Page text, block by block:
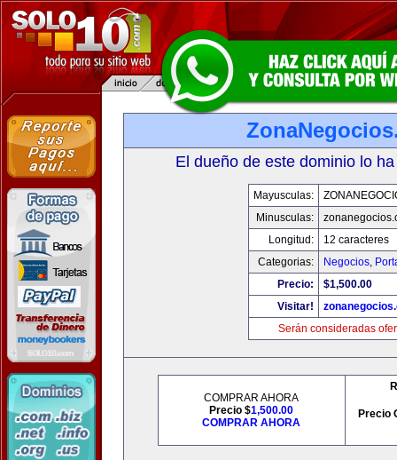
El dueño de este dominio lo
Mayusculas:
Minusculas:
Longitud:
12 caracteres
Categorias:
Negocios,
Precio:
$1,500.00
Visitar!
Serán consideradas
COMPRAR AHORA
Precio $1,500.00
COMPRAR AHORA
Precio